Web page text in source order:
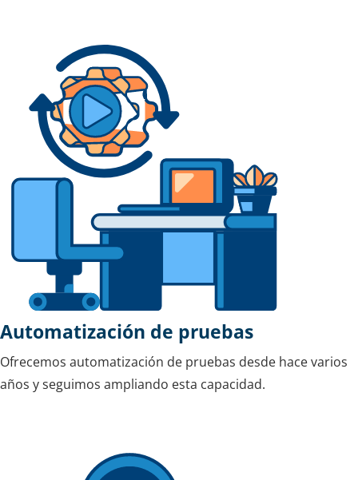
Automatización de pruebas
Ofrecemos automatización de pruebas desde hace varios
años y seguimos ampliando esta capacidad.